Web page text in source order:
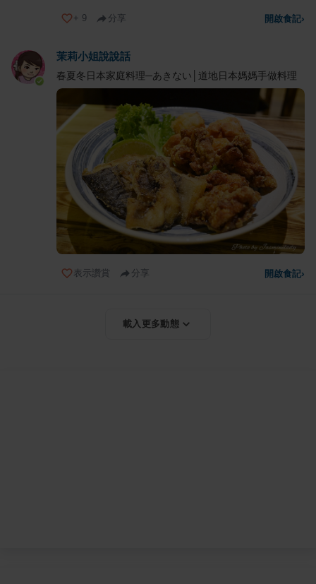
+ 9 分享 開啟食記›
茉莉小姐說說話
春夏冬日本家庭料理─あきない│道地日本媽媽手做料理
表示讚賞 分享 開啟食記›
載入更多動態